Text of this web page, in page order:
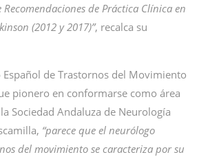
de Práctica Clínica en
(2012 y 2017)”, recalca su
de Trastornos del Movimiento
pionero en conformarse como área
Sociedad Andaluza de Neurología
“parece que el neurólogo
del movimiento se caracteriza por su